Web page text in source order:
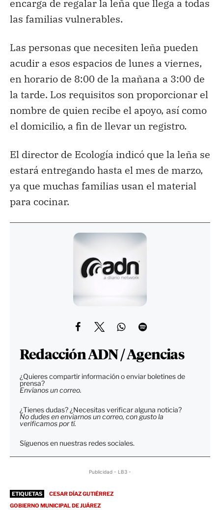
encarga de regalar la leña que llega a todas
las familias vulnerables.
Las personas que necesiten leña pueden
acudir a esos espacios de lunes a viernes,
en horario de 8:00 de la mañana a 3:00 de
la tarde. Los requisitos son proporcionar el
nombre de quien recibe el apoyo, así como
el domicilio, a fin de llevar un registro.
El director de Ecología indicó que la leña se
estará entregando hasta el mes de marzo,
ya que muchas familias usan el material
para cocinar.
Redacción ADN / Agencias
¿Quieres compartir información o enviar boletines de
prensa?
Envíanos un correo.
¿Tienes dudas? ¿Necesitas verificar alguna noticia?
No dudes en enviarnos un correo, con gusto la
verificamos por tí.
Síguenos en nuestras redes sociales.
Publicidad - LB3 -
ETIQUETAS
CESAR DÍAZ GUTIÉRREZ
GOBIERNO MUNICIPAL DE JUÁREZ